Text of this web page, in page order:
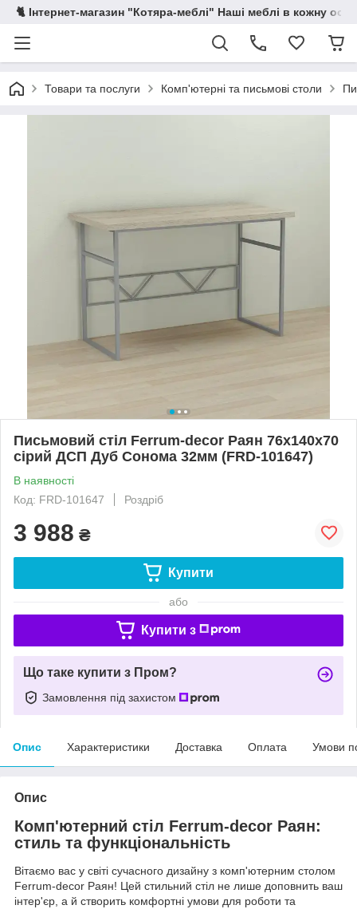
🐈 Інтернет-магазин "Котяра-меблі" Наші меблі в кожну
Товари та послуги Комп'ютерні та письмові столи
Письмовий стіл Ferrum-decor Раян 76x140x70
сірий ДСП Дуб Сонома 32мм (FRD-101647)
В наявності
Код: FRD-101647
Роздріб
3 988 ₴
Купити
або
Купити з
Що таке купити з Пром?
Замовлення під захистом
Опис Характеристики Доставка Оплата Умови
Опис
Комп'ютерний стіл Ferrum-decor Раян:
стиль та функціональність
Вітаємо вас у світі сучасного дизайну з комп'ютерним столом
Ferrum-decor Раян! Цей стильний стіл не лише доповнить ваш
інтер'єр, а й створить комфортні умови для роботи та